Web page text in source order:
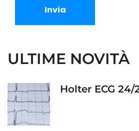
Invia
ULTIME NOVITÀ
Holter ECG 24/